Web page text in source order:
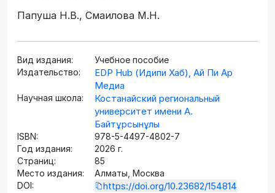
Папуша Н.В., Смаилова М.Н.
Вид издания:
Учебное пособие
Издательство:
EDP Hub (Идипи Хаб), Ай Пи Ар
Медиа
Научная школа:
Костанайский региональный
университет имени А.
Байтұрсынұлы
ISBN:
978-5-4497-4802-7
Год издания:
2026 г.
Страниц:
85
Место издания:
Алматы, Москва
DOI:
https://doi.org/10.23682/154814